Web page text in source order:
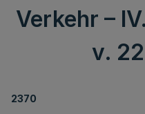
Verkehr –
v.
2370